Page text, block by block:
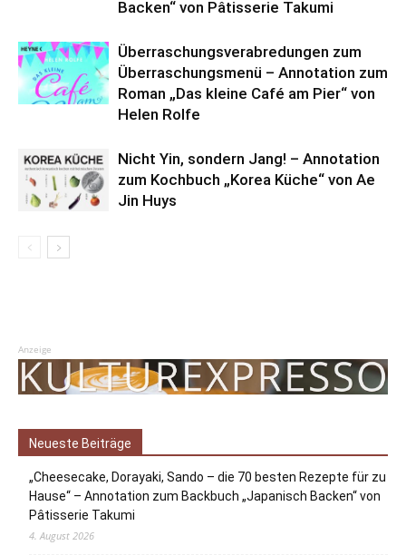
Backen“ von Pâtisserie Takumi
Überraschungsverabredungen zum
Überraschungsmenü – Annotation zum
Roman „Das kleine Café am Pier“ von
Helen Rolfe
Nicht Yin, sondern Jang! – Annotation
zum Kochbuch „Korea Küche“ von Ae
Jin Huys
Anzeige
Neueste Beiträge
„Cheesecake, Dorayaki, Sando – die 70 besten Rezepte für zu
Hause“ – Annotation zum Backbuch „Japanisch Backen“ von
Pâtisserie Takumi
4. August 2026